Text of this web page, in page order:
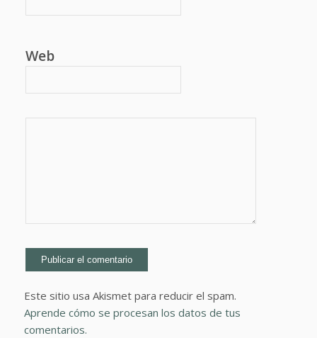
Web
Este sitio usa Akismet para reducir el spam.
Aprende cómo se procesan los datos de tus
comentarios.